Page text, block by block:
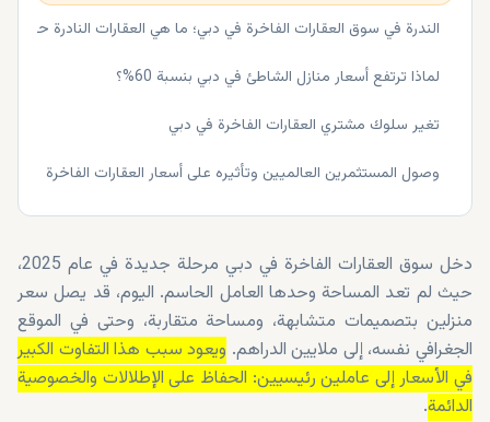
الندرة في سوق العقارات الفاخرة في دبي؛ ما هي العقارات النادرة حقًا؟
لماذا ترتفع أسعار منازل الشاطئ في دبي بنسبة 60%؟
تغير سلوك مشتري العقارات الفاخرة في دبي
وصول المستثمرين العالميين وتأثيره على أسعار العقارات الفاخرة
دخل سوق العقارات الفاخرة في دبي مرحلة جديدة في عام 2025،
حيث لم تعد المساحة وحدها العامل الحاسم. اليوم، قد يصل سعر
منزلين بتصميمات متشابهة، ومساحة متقاربة، وحتى في الموقع
الجغرافي نفسه، إلى ملايين الدراهم. ويعود سبب هذا التفاوت الكبير
في الأسعار إلى عاملين رئيسيين: الحفاظ على الإطلالات والخصوصية
الدائمة.